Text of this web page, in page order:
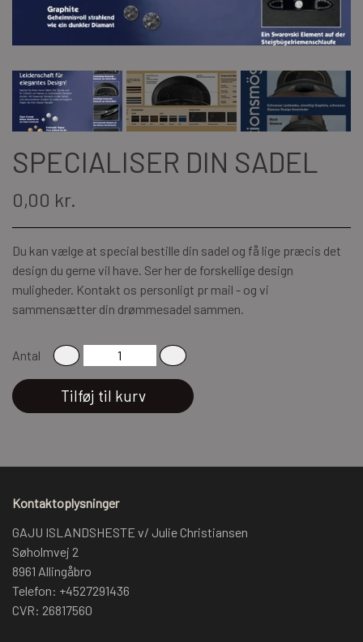
SPECIALISER DIN SADEL
0,00 kr.
Du kan vælge at special bestille din sadel og få lige præcis det
design du gerne vil have. Ser her de forskellige design
muligheder. Kontakt os personligt pr mail - og vi
sammensætter din drømmesadel sammen.
Antal
Tilføj til kurv
Kontaktoplysninger
GAJU ISLANDSHESTE v/ Julie Christiansen
Søholmvej 2
8961 Allingåbro
Telefon: +4527291436
CVR: 26817560